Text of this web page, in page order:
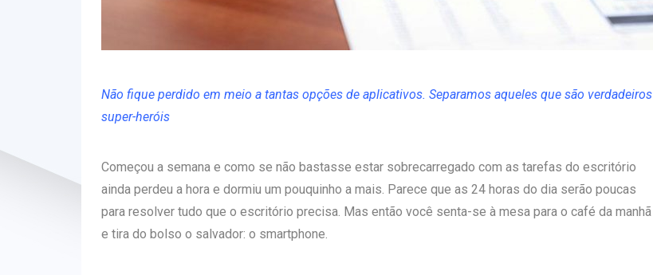
Não fique perdido em meio a tantas opções de aplicativos. Separamos aqueles que são verdadeiros
super-heróis
Começou a semana e como se não bastasse estar sobrecarregado com as tarefas do escritório
ainda perdeu a hora e dormiu um pouquinho a mais. Parece que as 24 horas do dia serão poucas
para resolver tudo que o escritório precisa. Mas então você senta-se à mesa para o café da manhã
e tira do bolso o salvador: o smartphone.